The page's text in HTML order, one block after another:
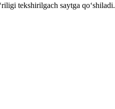
tekshirilgach saytga qo‘shiladi.